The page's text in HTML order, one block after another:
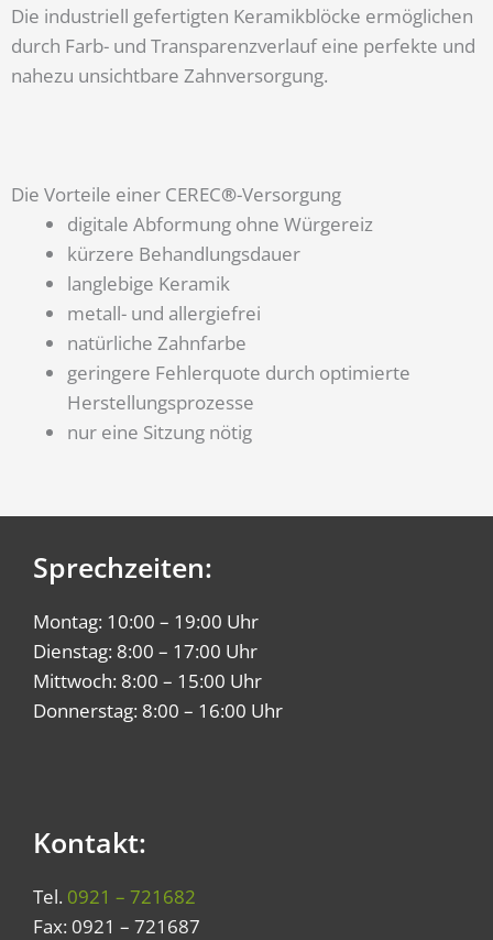
Die industriell gefertigten Keramikblöcke ermöglichen
durch Farb- und Transparenzverlauf eine perfekte und
nahezu unsichtbare Zahnversorgung.
Die Vorteile einer CEREC®-Versorgung
digitale Abformung ohne Würgereiz
kürzere Behandlungsdauer
langlebige Keramik
metall- und allergiefrei
natürliche Zahnfarbe
geringere Fehlerquote durch optimierte
Herstellungsprozesse
nur eine Sitzung nötig
Sprechzeiten:
Montag: 10:00 – 19:00 Uhr
Dienstag: 8:00 – 17:00 Uhr
Mittwoch: 8:00 – 15:00 Uhr
Donnerstag: 8:00 – 16:00 Uhr
Kontakt:
Tel. 0921 – 721682
Fax: 0921 – 721687